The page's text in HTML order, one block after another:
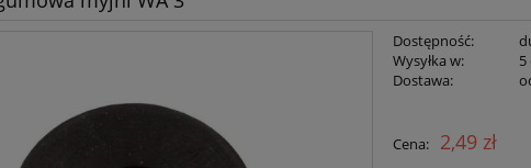
Dostępność:
Wysyłka w:
5
Dostawa:
płatności
Cena: 2,49 zł